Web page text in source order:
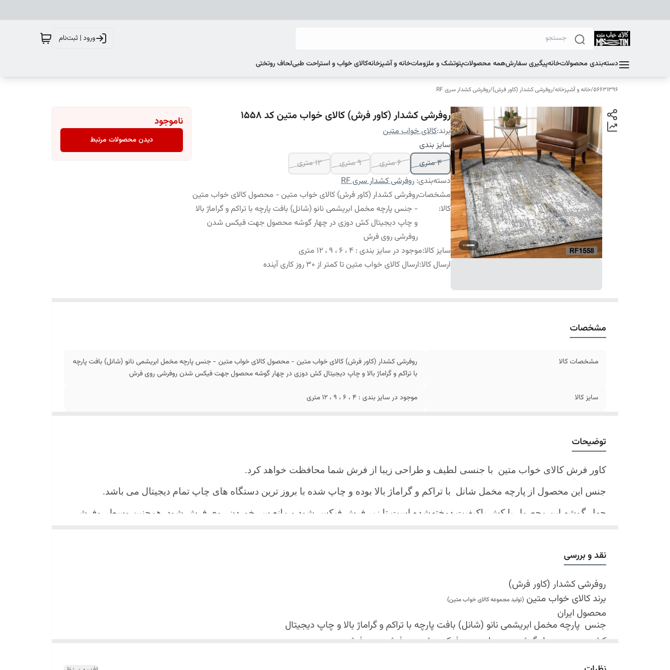
ورود | ثبت‌نام
دسته‌بندی محصولاتخانهپیگیری سفارشهمه محصولاتپتوتشک و ملزوماتخانه و آشپزخانهکالای خواب و استراحت طبیلحاف روتختی
56631396
/خانه و آشپزخانه/روفرشی کشدار (کاور فرش)/روفرشی کشدار سری RF
روفرشی کشدار (کاور فرش) کالای خواب متین کد 1558
برند:کالای خواب متین
سایز بندی
4 متری
6 متری 9 متری
12 متری
دسته‌بندی: روفرشی کشدار سری RF
مشخصات
کالا:
روفرشی کشدار (کاور فرش) کالای خواب متین - محصول کالای خواب متین
- جنس پارچه مخمل ابریشمی نانو (شانل) بافت پارچه با تراکم و گراماژ بالا
و چاپ دیجیتال کش دوزی در چهار گوشه محصول جهت فیکس شدن
روفرشی روی فرش
سایز کالا:موجود در سایز بندی : 4 ، 6 ، 9 ، 12 متری
ارسال کالا:ارسال کالای خواب متین تا کمتر از 30 روز کاری آینده
ناموجود
دیدن محصولات مرتبط
مشخصات
مشخصات کالا
روفرشی کشدار (کاور فرش) کالای خواب متین - محصول کالای خواب متین - جنس پارچه مخمل ابریشمی نانو (شانل) بافت پارچه
با تراکم و گراماژ بالا و چاپ دیجیتال کش دوزی در چهار گوشه محصول جهت فیکس شدن روفرشی روی فرش
سایز کالا موجود در سایز بندی : 4 ، 6 ، 9 ، 12 متری
توضیحات
کاور فرش کالای خواب متین با جنسی لطیف و طراحی زیبا از فرش شما محافظت خواهد کرد.
جنس این محصول از پارچه مخمل شانل با تراکم و گراماژ بالا بوده و چاپ شده با بروز ترین دستگاه های چاپ تمام دیجیتال می باشد.
چهار گوشه این محصول با کش باکیفیت دوخته‌شده است تا زیر فرش فیکس شود و مانع سر خوردن روی فرش شود. همچنین وسط روفرشی
شرایط شستشو:
اولین شستشو ترجیحا خشک شویی شود
شستشو در لباسشویی های خانگی بلامانع می باشد فقط به صورت جدا گانه شسته شود
حداکثر دمای شستشو 30 درجه سانتیگراد (عملیات ملایم)
از پودر های صابونی و آنزیم دار(دانه آبی) استفاده نشود. (بهترین ماده شوینده رنگین شوی+ نرم کننده میباشد)
در سایه خشک شود
نقد و بررسی
روفرشی کشدار (کاور فرش)
برند کالای خواب متین (تولید مجموعه کالای خواب متین)
محصول ایران
جنس پارچه مخمل ابریشمی نانو (شانل) بافت پارچه با تراکم و گراماژ بالا و چاپ دیجیتال
کش دوزی در چهار گوشه محصول جهت فیکس شدن روفرشی روی فرش